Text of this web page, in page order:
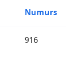
Numurs
916